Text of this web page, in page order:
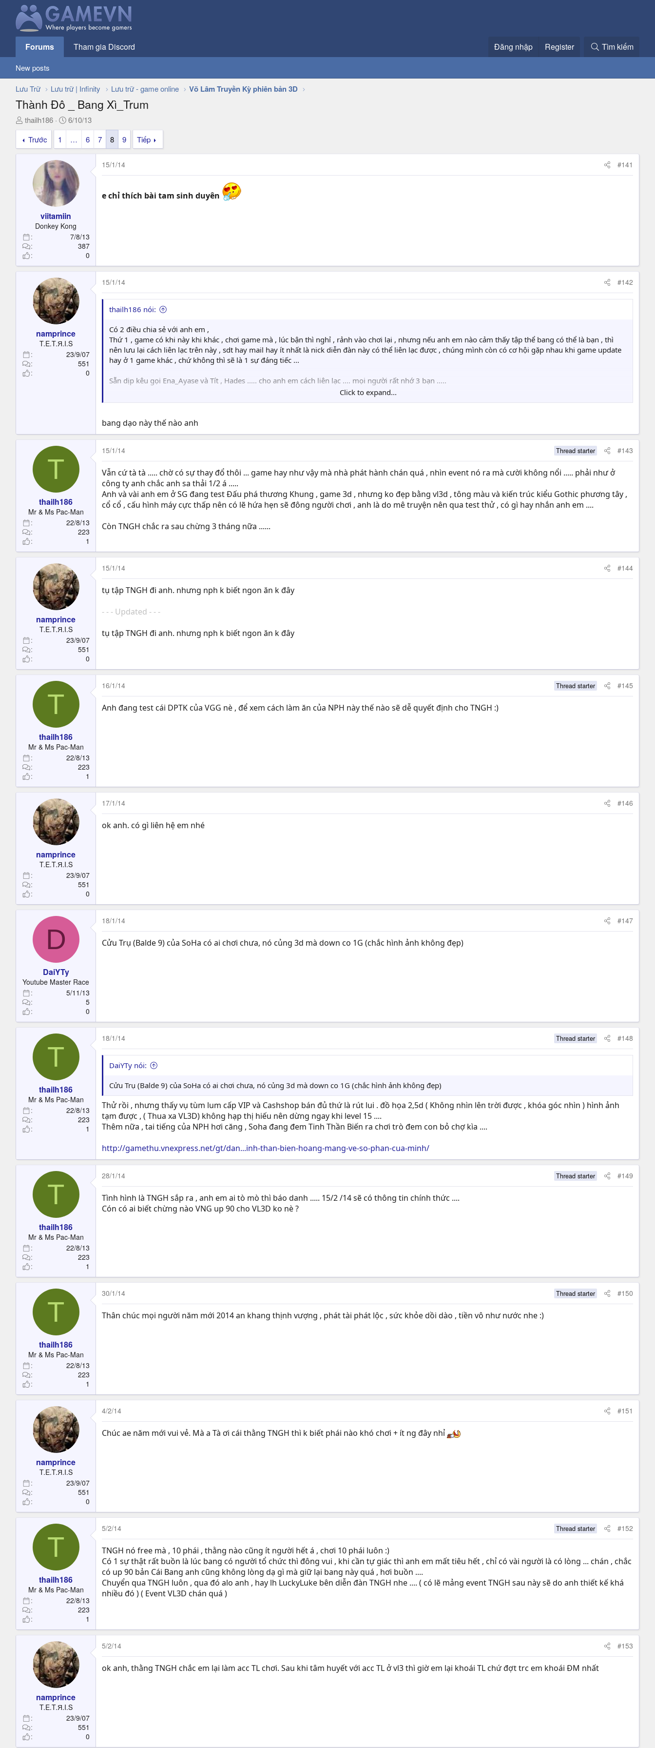
Forums Tham gia Discord Đăng nhập Register Tìm kiếm
New posts
Lưu Trữ Lưu trữ | Infinity Lưu trữ - game online Võ Lâm Truyền Kỳ phiên bản 3D
Thành Đô _ Bang Xì_Trum
T
h
e
e
r
thailh186
N
g
à
y
ử
6/10/13
Trước
1 … 6 7 8 9 Tiếp
viitamiin
Donkey Kong
7/8/13
387
0
15/1/14 #141
e chỉ thích bài tam sinh duyên
namprince
T.E.T.Я.I.S
23/9/07
551
0
15/1/14 #142
thailh186 nói:
Có 2 điều chia sẻ với anh em ,
Thứ 1 , game có khi này khi khác , chơi game mà , lúc bận thì nghỉ , rảnh vào chơi lại , nhưng nếu anh em nào cảm thấy tập thể bang có thể là bạn , thì
nên lưu lại cách liên lạc trên này , sdt hay mail hay ít nhất là nick diễn đàn này có thể liên lạc được , chúng mình còn có cơ hội gặp nhau khi game update
hay ở 1 game khác , chứ không thì sẽ là 1 sự đáng tiếc ...
Sẵn dịp kêu gọi Ena_Ayase và Tít , Hades ..... cho anh em cách liên lạc .... mọi người rất nhớ 3 bạn .....
Thứ 2 : kếu gọi anh em cùng chung tay hoạt động ( Khoản này ena Và HoaTrongGio làm cực kỳ tốt ) . mình là Bang chủ , cũng cố hết sức nhưng đôi lúc
Cho nên , anh em nào nghỉ hay như thế nào đi nữa , nên để lại cách liên lạc nhé .... Thân .....
Click to expand...
bang dạo này thế nào anh
T
thailh186
Mr & Ms Pac-Man
22/8/13
223
1
15/1/14 Thread starter #143
Vẫn cứ tà tà ..... chờ có sự thay đổ thôi ... game hay như vậy mà nhà phát hành chán quá , nhìn event nó ra mà cười không nổi ..... phải như ở
công ty anh chắc anh sa thải 1/2 á .....
Anh và vài anh em ở SG đang test Đấu phá thương Khung , game 3d , nhưng ko đẹp bằng vl3d , tông màu và kiến trúc kiểu Gothic phương tây ,
cổ cổ , cấu hình máy cực thấp nên có lẽ hứa hẹn sẽ đông người chơi , anh là do mê truyện nên qua test thử , có gì hay nhắn anh em ....
Còn TNGH chắc ra sau chừng 3 tháng nữa ......
namprince
T.E.T.Я.I.S
23/9/07
551
0
15/1/14 #144
tụ tập TNGH đi anh. nhưng nph k biết ngon ăn k đây
- - - Updated - - -
tụ tập TNGH đi anh. nhưng nph k biết ngon ăn k đây
T
thailh186
Mr & Ms Pac-Man
22/8/13
223
1
16/1/14 Thread starter #145
Anh đang test cái DPTK của VGG nè , để xem cách làm ăn của NPH này thế nào sẽ dễ quyết định cho TNGH :)
namprince
T.E.T.Я.I.S
23/9/07
551
0
17/1/14 #146
ok anh. có gì liên hệ em nhé
D
DaiYTy
Youtube Master Race
5/11/13
5
0
18/1/14 #147
Cửu Trụ (Balde 9) của SoHa có ai chơi chưa, nó củng 3d mà down co 1G (chắc hình ảnh không đẹp)
T
thailh186
Mr & Ms Pac-Man
22/8/13
223
1
18/1/14 Thread starter #148
DaiYTy nói:
Cửu Trụ (Balde 9) của SoHa có ai chơi chưa, nó củng 3d mà down co 1G (chắc hình ảnh không đẹp)
Thử rồi , nhưng thấy vụ tùm lum cấp VIP và Cashshop bán đủ thứ là rút lui . đồ họa 2,5d ( Không nhìn lên trời được , khóa góc nhìn ) hình ảnh
tạm được , ( Thua xa VL3D) không hạp thị hiếu nên dừng ngay khi level 15 ....
Thêm nữa , tai tiếng của NPH hơi căng , Soha đang đem Tinh Thần Biến ra chơi trò đem con bỏ chợ kìa ....
http://gamethu.vnexpress.net/gt/dan...inh-than-bien-hoang-mang-ve-so-phan-cua-minh/
T
thailh186
Mr & Ms Pac-Man
22/8/13
223
1
28/1/14 Thread starter #149
Tình hình là TNGH sắp ra , anh em ai tò mò thì báo danh ..... 15/2 /14 sẽ có thông tin chính thức ....
Cón có ai biết chừng nào VNG up 90 cho VL3D ko nè ?
T
thailh186
Mr & Ms Pac-Man
22/8/13
223
1
30/1/14 Thread starter #150
Thân chúc mọi người năm mới 2014 an khang thịnh vượng , phát tài phát lộc , sức khỏe dồi dào , tiền vô như nước nhe :)
namprince
T.E.T.Я.I.S
23/9/07
551
0
4/2/14 #151
Chúc ae năm mới vui vẻ. Mà a Tà ơi cái thằng TNGH thì k biết phái nào khó chơi + ít ng đây nhỉ
T
thailh186
Mr & Ms Pac-Man
22/8/13
223
1
5/2/14 Thread starter #152
TNGH nó free mà , 10 phái , thằng nào cũng ít người hết á , chơi 10 phái luôn :)
Có 1 sự thật rất buồn là lúc bang có người tổ chức thì đông vui , khi cần tự giác thì anh em mất tiêu hết , chỉ có vài người là có lòng ... chán , chắc
có up 90 bản Cái Bang anh cũng không lòng dạ gì mà giữ lại bang này quá , hơi buồn ....
Chuyển qua TNGH luôn , qua đó alo anh , hay lh LuckyLuke bên diễn đàn TNGH nhe .... ( có lẽ mảng event TNGH sau này sẽ do anh thiết kế khá
nhiều đó ) ( Event VL3D chán quá )
namprince
T.E.T.Я.I.S
23/9/07
551
0
5/2/14 #153
ok anh, thằng TNGH chắc em lại làm acc TL chơi. Sau khi tâm huyết với acc TL ở vl3 thì giờ em lại khoái TL chứ đợt trc em khoái ĐM nhất